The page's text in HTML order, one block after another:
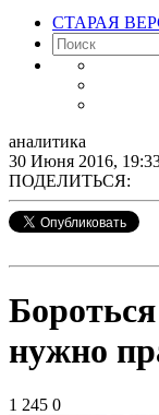
СТАРАЯ
аналитика
30 Июня 2016,
ПОДЕЛИТЬСЯ:
нужно
1 245 0